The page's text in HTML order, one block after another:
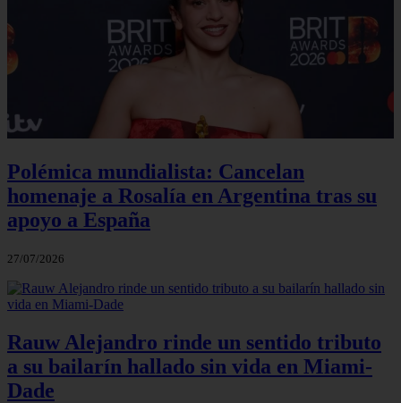
Polémica mundialista: Cancelan
homenaje a Rosalía en Argentina tras su
apoyo a España
27/07/2026
Rauw Alejandro rinde un sentido tributo
a su bailarín hallado sin vida en Miami-
Dade